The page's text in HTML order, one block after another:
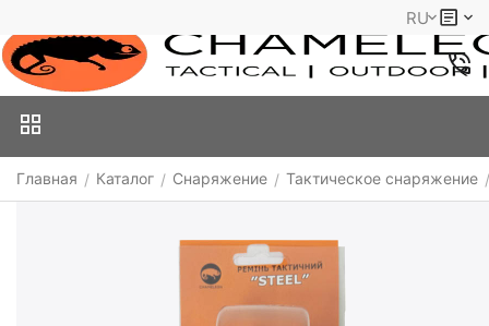
RU
Главная / Каталог / Снаряжение / Тактическое снаряжение /